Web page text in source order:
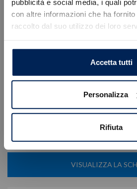
pubblicità e social media, i quali
con altre informazioni che ha
raccolto dal suo utilizzo dei loro
Accetta tutti
Personalizza
Rifiuta
cross 1.0 firefly hybrid s&s 65cv
Cambio
999 cc
Posti
5
VISUALIZZA LA
Caricamento veicoli